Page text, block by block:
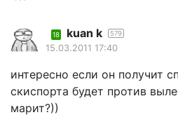
18 kuan k 579
15.03.2011 17:40
интересно если он получит
скиспорта будет против
марит?))